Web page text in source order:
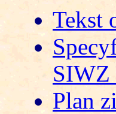
Tekst
SIWZ
Plan